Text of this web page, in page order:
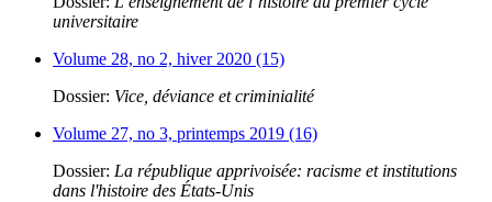
universitaire
Volume 28, no 2, hiver 2020 (15)
Dossier: Vice, déviance et criminialité
Volume 27, no 3, printemps 2019 (16)
Dossier: La république apprivoisée: racisme et institutions
dans l'histoire des États-Unis